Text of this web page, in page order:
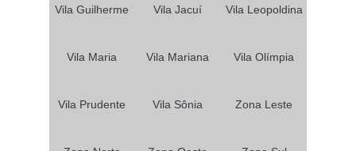
Vila Guilherme Vila Jacuí Vila Leopoldina
Vila Maria Vila Mariana Vila Olímpia
Vila Prudente Vila Sônia Zona Leste